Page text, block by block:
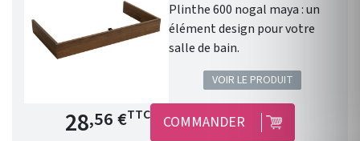
Plinthe 600 nogal maya : un
élément design pour votre
salle de bain.
VOIR LE PRODUIT
Prix de base
28,56 €TTC COMMANDER